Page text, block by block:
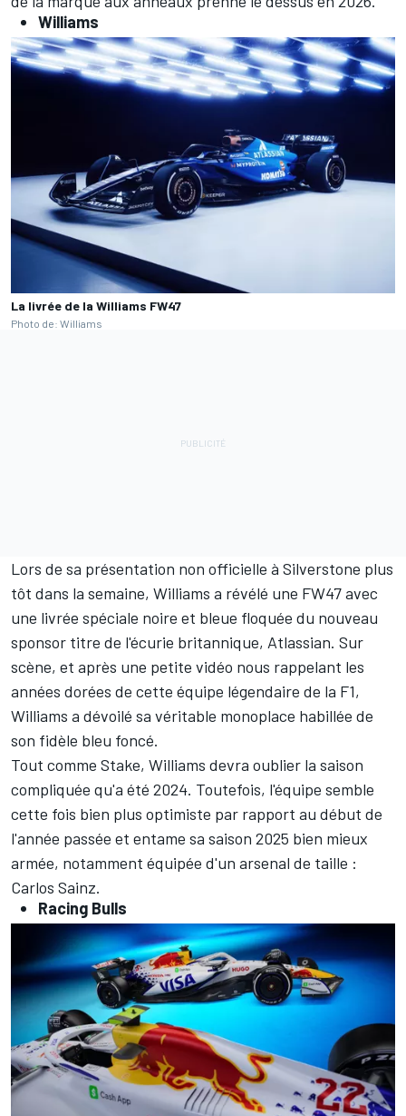
Williams
La livrée de la Williams FW47
Photo de: Williams
Lors de sa présentation non officielle à Silverstone plus
tôt dans la semaine, Williams a révélé une FW47 avec
une livrée spéciale noire et bleue floquée du nouveau
sponsor titre de l'écurie britannique, Atlassian. Sur
scène, et après une petite vidéo nous rappelant les
années dorées de cette équipe légendaire de la F1,
Williams a dévoilé sa véritable monoplace habillée de
son fidèle bleu foncé.
Tout comme Stake, Williams devra oublier la saison
compliquée qu'a été 2024. Toutefois, l'équipe semble
cette fois bien plus optimiste par rapport au début de
l'année passée et entame sa saison 2025 bien mieux
armée, notamment équipée d'un arsenal de taille :
Carlos Sainz.
Racing Bulls